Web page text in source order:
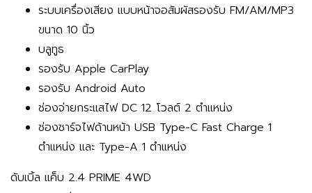
ระบบเครื่องเสียง แบบหน้าจอสัมผัสรองรับ FM/AM/MP3
ขนาด 10 นิ้ว
บลูทูธ
รองรับ Apple CarPlay
รองรับ Android Auto
ช่องจ่ายกระแสไฟ DC 12 โวลต์ 2 ตำแหน่ง
ช่องชาร์จไฟด้านหน้า USB Type-C Fast Charge 1
ตำแหน่ง และ Type-A 1 ตำแหน่ง
ดับเบิ้ล แค็บ 2.4 PRIME 4WD